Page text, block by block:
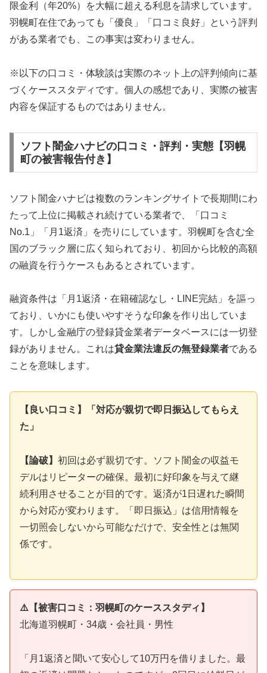
限金利（年20%）を大幅に超える利息を請求しています。
羽幌町在住であっても「優良」「口コミ良好」という評判
がある業者でも、この事実は変わりません。
※以下の口コミ・体験談は実際のネット上の評判傾向に基
づくケーススタディです。個人の感想であり、実際の被害
内容を保証するものではありません。
ソフト闇金ハナビの口コミ・評判・実態【羽幌
町の被害報告付き】
ソフト闇金ハナビは複数のランキングサイトで長期間にわ
たって上位に掲載され続けている業者で、「口コミ
No.1」「月1返済」を売りにしています。羽幌町を含む全
国のブラック層に広く知られており、初回から比較的高額
の融資を行うケースもあるとされています。
融資条件は「月1返済・在籍確認なし・LINE完結」を謳っ
ており、いかにも使いやすそうな印象を作り出していま
す。しかし金融庁の登録貸金業者データベースには一切登
録がありません。これは貸金業法違反の無登録業者である
ことを意味します。
【良い口コミ】「対応が親切で即日振込してもらえ
た」
【論破】 初回は必ず親切です。ソフト闇金の収益モ
デルはリピーターの確保。最初に好印象を与えて継
続利用させることが目的です。返済が1日遅れた瞬間
から対応が変わります。「即日振込」は信用情報を
一切照会しないから可能なだけで、安全性とは無関
係です。
⚠️【被害口コミ：羽幌町のケーススタディ】
北海道羽幌町・34歳・会社員・男性
「月1返済と聞いて安心して10万円を借りました。最